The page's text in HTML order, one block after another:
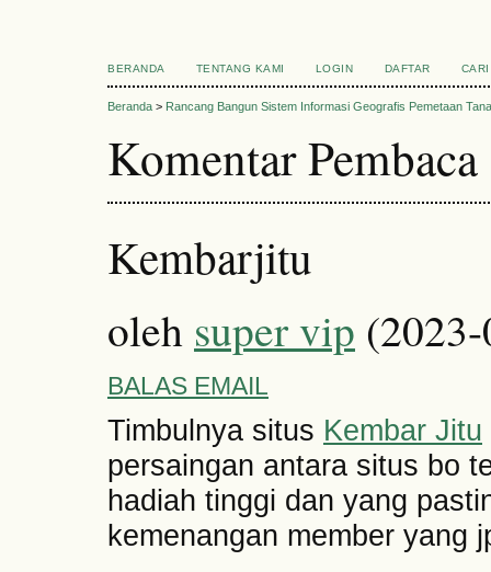
BERANDA TENTANG KAMI LOGIN DAFTAR CARI
Beranda > Rancang Bangun Sistem Informasi Geografis Pemetaan
Komentar Pembaca
Kembarjitu
oleh super vip
BALAS EMAIL
Timbulnya situs Kembar Jitu
persaingan antara situs bo
hadiah tinggi dan yang
kemenangan member yang